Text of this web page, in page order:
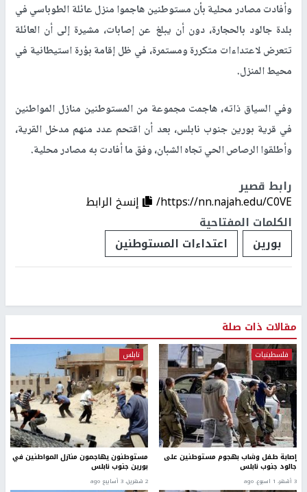
وأفادت مصادر محلية بأن مستوطنين هاجموا منزل عائلة الطوباسي في
بلدة جالود بالحجارة، دون أن يبلغ عن إصابات، مشيرة إلى أن العائلة
تتعرض لاعتداءات متكررة ومستمرة، في ظل إقامة بؤرة استيطانية في
محيط المنزل.
وفي السياق ذاته، هاجمت مجموعة من المستوطنين منازل المواطنين
في قرية بورين جنوب نابلس، بعد أن اقتحم عدد منهم مدخل القرية،
وأطلقوا الرصاص الحي تجاه الشبان، وفق ما أفادت به مصادر محلية.
رابط قصير
https://nn.najah.edu/C0VE/
إنسخ الرابط
الكلمات المفتاحية
بورين
اعتداءات المستوطنين
مقالات ذات صلة
فلسطينيات
إصابة طفل وشاب بهجوم مستوطنين على
جالود جنوب نابلس
3 أشهر، 1 اسبوع. ago
نابلس
مستوطنون يهاجمون منازل المواطنين في
بورين جنوب نابلس
2 شهرين، 3 أسابيع ago